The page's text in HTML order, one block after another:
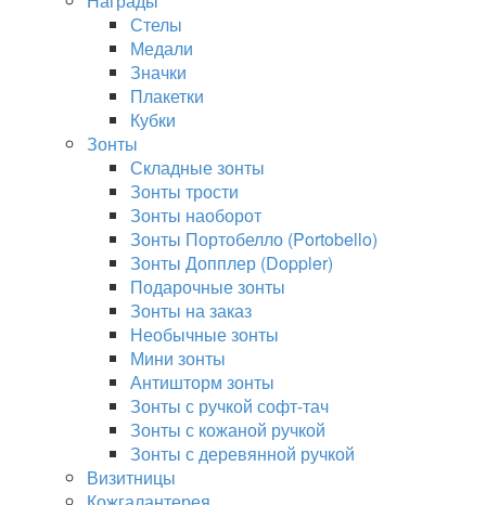
Стелы
Медали
Значки
Плакетки
Кубки
Зонты
Складные зонты
Зонты трости
Зонты наоборот
Зонты Портобелло (Portobello)
Зонты Допплер (Doppler)
Подарочные зонты
Зонты на заказ
Необычные зонты
Мини зонты
Антишторм зонты
Зонты с ручкой софт-тач
Зонты с кожаной ручкой
Зонты с деревянной ручкой
Визитницы